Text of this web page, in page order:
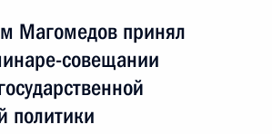
Магомедов принял
совещании
политики